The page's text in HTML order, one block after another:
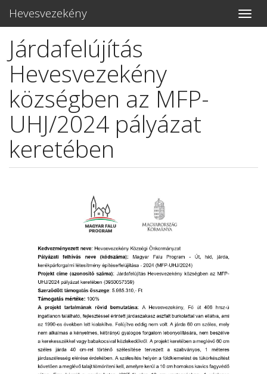
Ugrás
tartalomra
Hevesvezekény
Toggle
Járdafelújítás
Hevesvezekény
községben az MFP-
UHJ/2024 pályázat
keretében